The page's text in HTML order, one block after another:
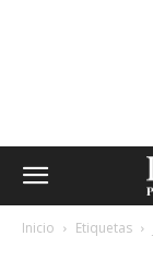
Inicio Etiquetas